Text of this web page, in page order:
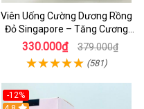
Viên Uống Cường Dương Rồng
Đỏ Singapore – Tăng Cương
Cứng Tức Thì, Trị Yếu Sinh Lý
Nam
330.000₫ 379.000₫
(581)
-12%